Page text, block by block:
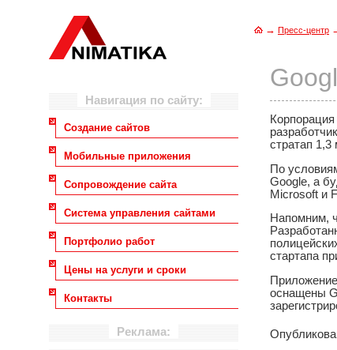
→ Пресс-центр
стратап
По
Google, а
Microsoft и
Напомним,
стартапа
оснащены
Навигация по сайту:
Создание сайтов
Мобильные приложения
Сопровождение сайта
Система управления сайтами
Портфолио работ
Цены на услуги и сроки
Контакты
Реклама: